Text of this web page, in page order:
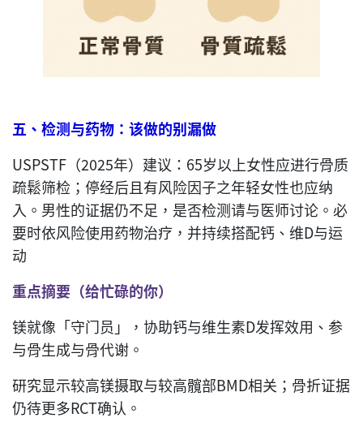
五、检测与药物：该做的别漏做
USPSTF（2025年）建议：65岁以上女性应进行骨质
疏鬆筛检；停经后且有风险因子之年轻女性也应纳
入。男性的证据仍不足，是否检测请与医师讨论。必
要时依风险使用药物治疗，并持续搭配钙、维D与运
动
重点摘要（给忙碌的你）
镁就像「守门员」，协助钙与维生素D发挥效用、参
与骨生成与骨代谢。
研究显示较高镁摄取与较高髖部BMD相关；骨折证据
仍待更多RCT确认。